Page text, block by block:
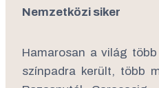
Nemzetközi siker
Hamarosan a világ
színpadra került, több